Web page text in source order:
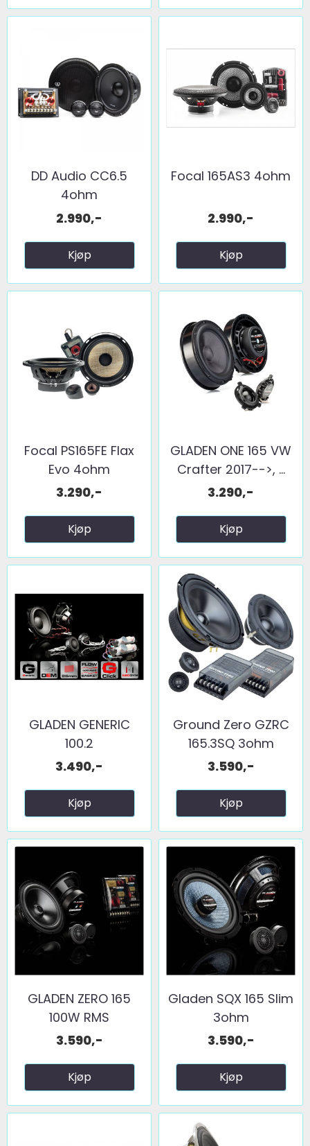
DD Audio CC6.5
4ohm
2.990,-
Kjøp
Focal 165AS3 4ohm
2.990,-
Kjøp
Focal PS165FE Flax
Evo 4ohm
3.290,-
Kjøp
GLADEN ONE 165 VW
Crafter 2017-->, ...
3.290,-
Kjøp
GLADEN GENERIC
100.2
3.490,-
Kjøp
Ground Zero GZRC
165.3SQ 3ohm
3.590,-
Kjøp
GLADEN ZERO 165
100W RMS
3.590,-
Kjøp
Gladen SQX 165 Slim
3ohm
3.590,-
Kjøp